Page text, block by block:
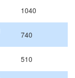
1040
740
510